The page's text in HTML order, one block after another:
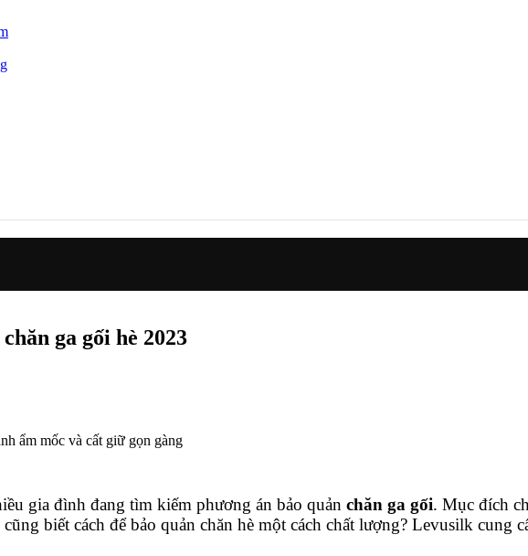
ga gối hè 2023
gia đình đang tìm kiếm phương án bảo quản chăn ga gối. Mục đích
biết cách để bảo quản chăn hè một cách chất lượng? Levusilk cung